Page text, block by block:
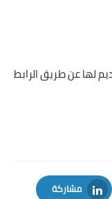
لها عن طريق الرابط
مشاركة